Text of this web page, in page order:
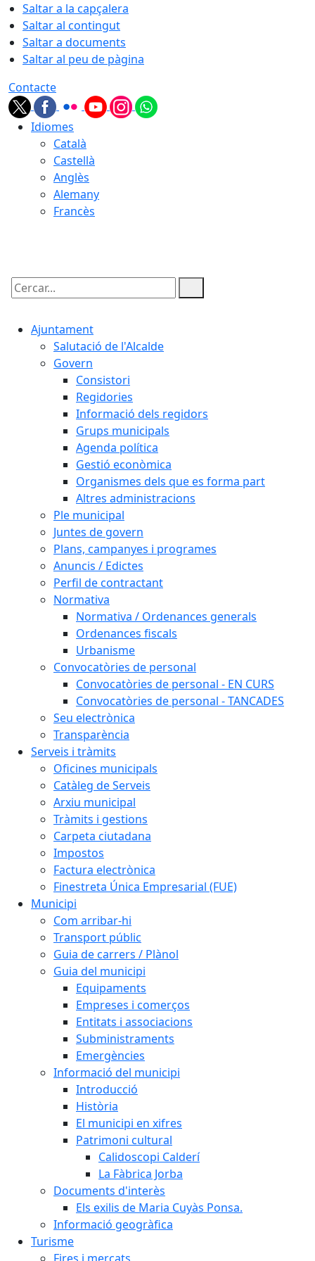
Saltar a la capçalera
Saltar al contingut
Saltar a documents
Saltar al peu de pàgina
Contacte
Idiomes
Català
Castellà
Anglès
Alemany
Francès
Cercar:
Ajuntament
Salutació de l'Alcalde
Govern
Consistori
Regidories
Informació dels regidors
Grups municipals
Agenda política
Gestió econòmica
Organismes dels que es forma part
Altres administracions
Ple municipal
Juntes de govern
Plans, campanyes i programes
Anuncis / Edictes
Perfil de contractant
Normativa
Normativa / Ordenances generals
Ordenances fiscals
Urbanisme
Convocatòries de personal
Convocatòries de personal - EN CURS
Convocatòries de personal - TANCADES
Seu electrònica
Transparència
Serveis i tràmits
Oficines municipals
Catàleg de Serveis
Arxiu municipal
Tràmits i gestions
Carpeta ciutadana
Impostos
Factura electrònica
Finestreta Única Empresarial (FUE)
Municipi
Com arribar-hi
Transport públic
Guia de carrers / Plànol
Guia del municipi
Equipaments
Empreses i comerços
Entitats i associacions
Subministraments
Emergències
Informació del municipi
Introducció
Història
El municipi en xifres
Patrimoni cultural
Calidoscopi Calderí
La Fàbrica Jorba
Documents d'interès
Els exilis de Maria Cuyàs Ponsa.
Informació geogràfica
Turisme